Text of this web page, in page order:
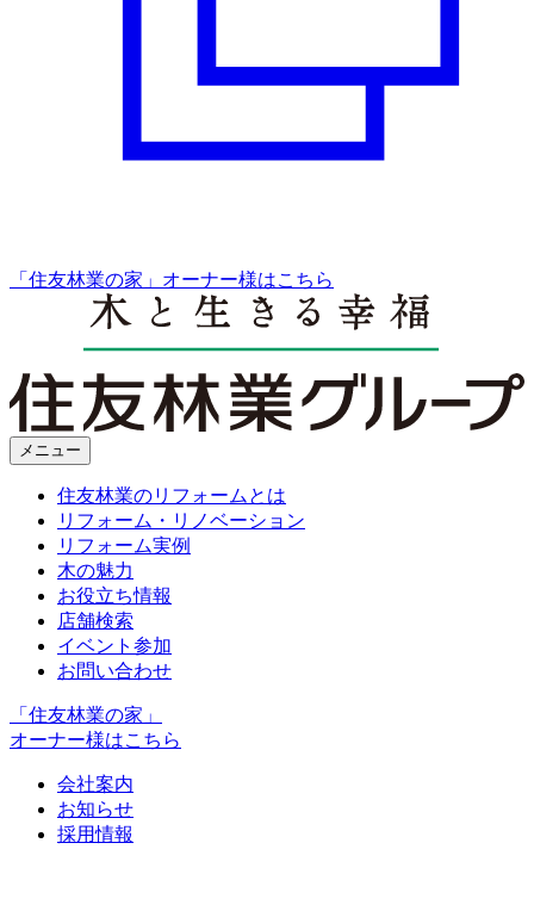
「住友林業の家」オーナー様はこちら
メニュー
住友林業のリフォームとは
リフォーム・リノベーション
リフォーム実例
木の魅力
お役立ち情報
店舗検索
イベント参加
お問い合わせ
「住友林業の家」
オーナー様はこちら
会社案内
お知らせ
採用情報